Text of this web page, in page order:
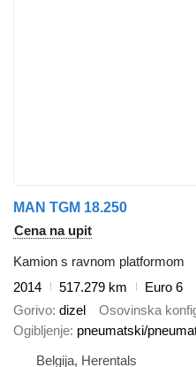
MAN TGM 18.250
Cena na upit
Kamion s ravnom platformom
2014
517.279 km
Euro 6
Gorivo dizel Osovinska
Ogibljenje pneumatski/
Belgija, Herentals